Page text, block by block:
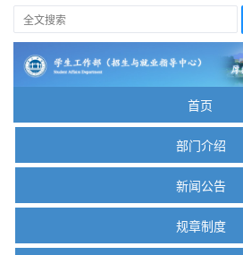
首页
部门介绍
新闻公告
规章制度